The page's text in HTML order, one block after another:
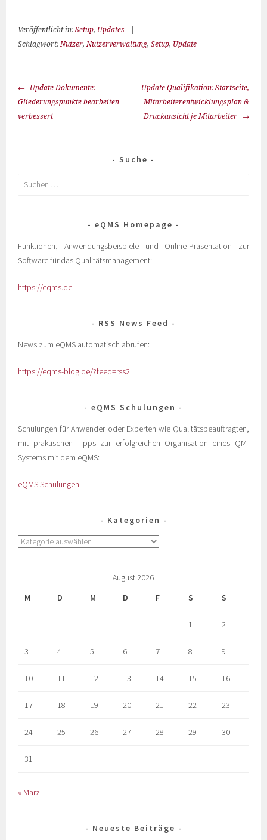
Veröffentlicht in:Setup, Updates
Schlagwort:Nutzer,Nutzerverwaltung,Setup, Update
Update Dokumente:
Gliederungspunkte bearbeiten
verbessert
Update Qualifikation: Startseite,
Mitarbeiterentwicklungsplan &
Druckansicht je Mitarbeiter
Suche
eQMS Homepage
Funktionen, Anwendungsbeispiele und Online-Präsentation zur
Software für das Qualitätsmanagement:
https://eqms.de
RSS News Feed
News zum eQMS automatisch abrufen:
https://eqms-blog.de/?feed=rss2
eQMS Schulungen
Schulungen für Anwender oder Experten wie Qualitätsbeauftragten,
mit praktischen Tipps zur erfolgreichen Organisation eines QM-
Systems mit dem eQMS:
eQMS Schulungen
Kategorien
August 2026
M
D M D F S S
1 2
3 4 5 6 7 8 9
10 11 12 13 14 15 16
17 18 19 20 21 22 23
24 25 26 27 28 29 30
31
« März
Neueste Beiträge